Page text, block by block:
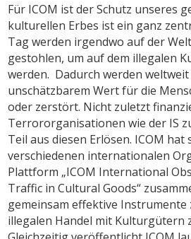
Für ICOM ist der Schutz unseres
kulturellen Erbes ist ein ganz
Tag werden irgendwo auf der
gestohlen, um auf dem illegalen
werden. Dadurch werden
unschätzbarem Wert für die
oder zerstört. Nicht zuletzt
Terrororganisationen wie der IS
Teil aus diesen Erlösen. ICOM hat
verschiedenen internationalen
Plattform „ICOM International
Traffic in Cultural Goods“
gemeinsam effektive Instrumente
illegalen Handel mit Kulturgütern